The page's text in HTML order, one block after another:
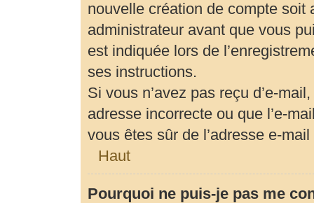
nouvelle création de compte soit
administrateur avant que vous
est indiquée lors de
ses instructions.
Si vous n’avez pas reçu d’e-
adresse incorrecte ou que l’e-
vous êtes sûr de l’adresse e-
Haut
Pourquoi ne puis-je pas me